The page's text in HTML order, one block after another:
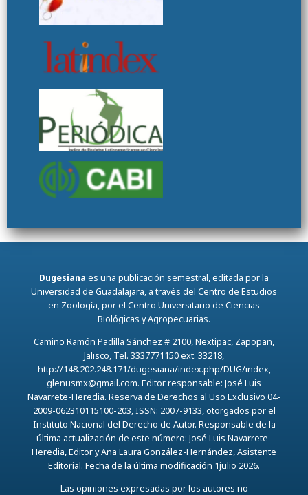
Dugesiana es una publicación semestral, editada por la
Universidad de Guadalajara, a través del Centro de Estudios
en Zoología, por el Centro Universitario de Ciencias
Biológicas y Agropecuarias.
Camino Ramón Padilla Sánchez # 2100, Nextipac, Zapopan,
Jalisco, Tel. 3337771150 ext. 33218,
http://148.202.248.171/dugesiana/index.php/DUG/index,
glenusmx@gmail.com. Editor responsable: José Luis
Navarrete-Heredia. Reserva de Derechos al Uso Exclusivo 04-
2009-062310115100-203, ISSN: 2007-9133, otorgados por el
Instituto Nacional del Derecho de Autor. Responsable de la
última actualización de este número: José Luis Navarrete-
Heredia, Editor y Ana Laura González-Hernández, Asistente
Editorial. Fecha de la última modificación 1julio 2026.
Las opiniones expresadas por los autores no